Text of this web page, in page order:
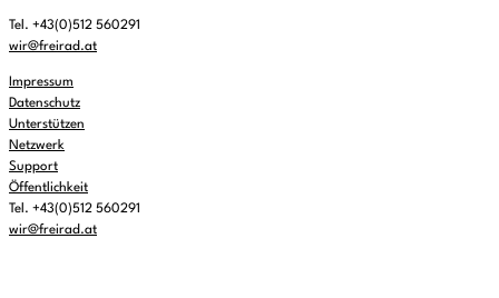
Tel. +43(0)512 560291
wir@freirad.at
Impressum
Datenschutz
Unterstützen
Netzwerk
Support
Öffentlichkeit
Tel. +43(0)512 560291
wir@freirad.at